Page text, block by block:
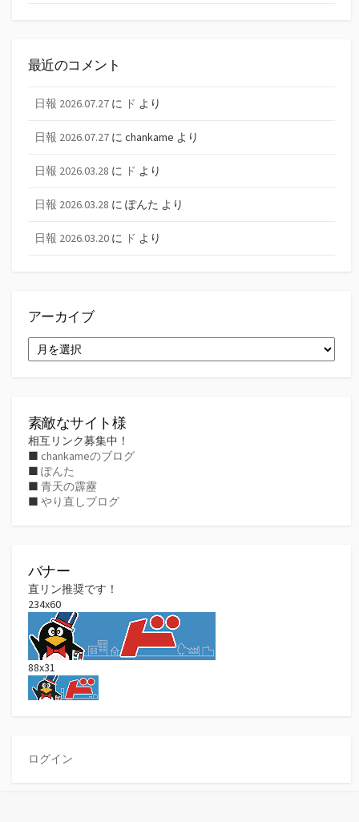
最近のコメント
日報 2026.07.27 に ド より
日報 2026.07.27 に chankame より
日報 2026.03.28 に ド より
日報 2026.03.28 に ぽんた より
日報 2026.03.20 に ド より
アーカイブ
ー
素敵なサイト様
相互リンク募集中！
■ chankameのブログ
■ ぽんた
■ 青天の霹靂
■ やり直しブログ
バナー
直リン推奨です！
234x60
88x31
ログイン